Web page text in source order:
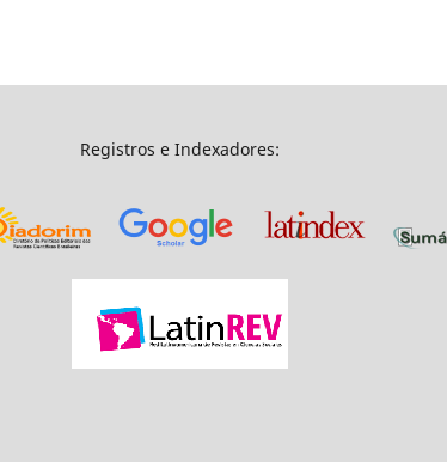
Registros e Indexadores: